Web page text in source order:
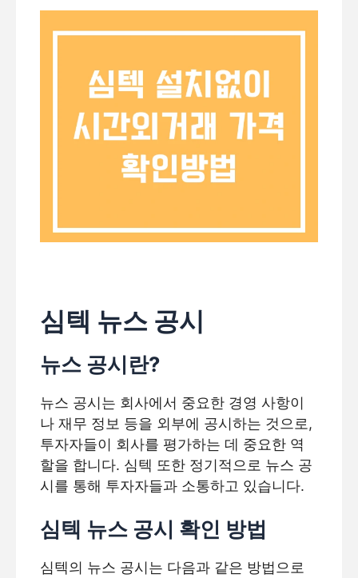
심텍 뉴스 공시
뉴스 공시란?
뉴스 공시는 회사에서 중요한 경영 사항이
나 재무 정보 등을 외부에 공시하는 것으로,
투자자들이 회사를 평가하는 데 중요한 역
할을 합니다. 심텍 또한 정기적으로 뉴스 공
시를 통해 투자자들과 소통하고 있습니다.
심텍 뉴스 공시 확인 방법
심텍의 뉴스 공시는 다음과 같은 방법으로